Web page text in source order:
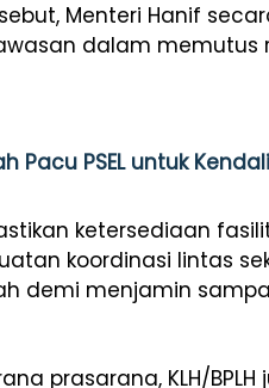
, Menteri Hanif
dalam memutus
Pacu PSEL untuk
ketersediaan
koordinasi lintas
demi menjamin
prasarana, KLH/